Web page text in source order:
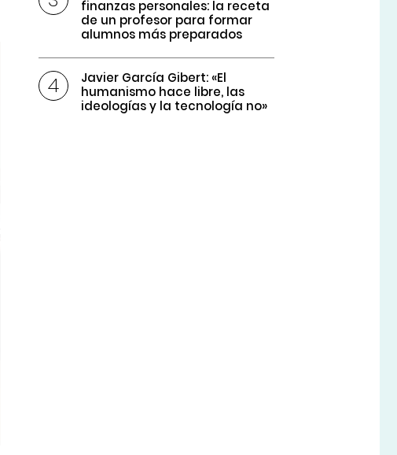
finanzas personales: la receta
de un profesor para formar
alumnos más preparados
Javier García Gibert: «El
humanismo hace libre, las
ideologías y la tecnología no»